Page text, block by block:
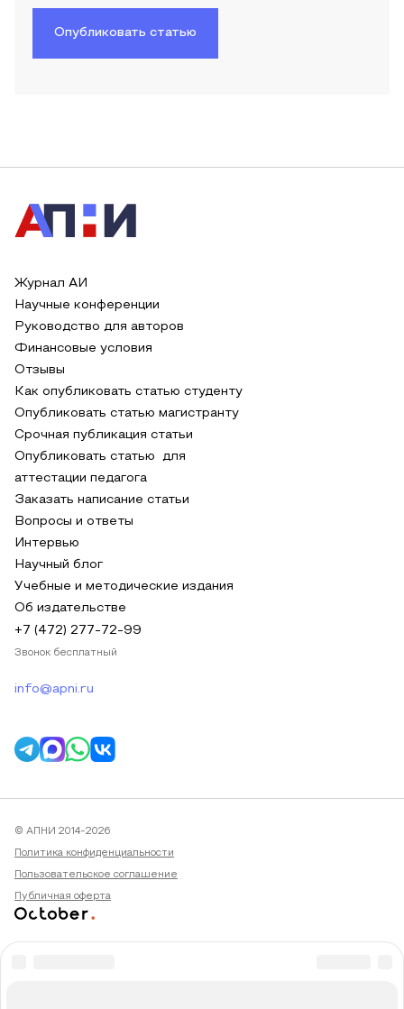
Опубликовать статью
Журнал АИ
Научные конференции
Руководство для авторов
Финансовые условия
Отзывы
Как опубликовать статью студенту
Опубликовать статью магистранту
Срочная публикация статьи
Опубликовать статью для
аттестации педагога
Заказать написание статьи
Вопросы и ответы
Интервью
Научный блог
Учебные и методические издания
Об издательстве
+7 (472) 277-72-99
Звонок бесплатный
info@apni.ru
© АПНИ 2014-2026
Политика конфиденциальности
Пользовательское соглашение
Публичная оферта